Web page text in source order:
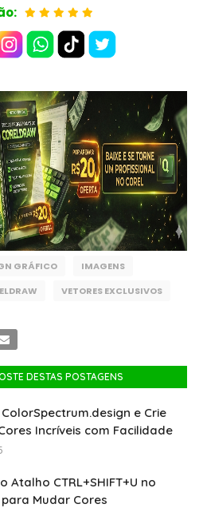
GRÁFICO
IMAGENS
VETORES EXCLUSIVOS
DESTAS POSTAGENS
e Crie
Incríveis com Facilidade
Atalho CTRL+SHIFT+U no
para Mudar Cores